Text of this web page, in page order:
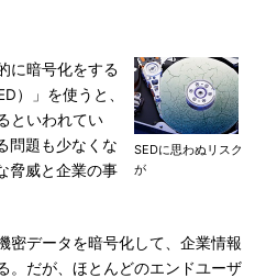
SEDに思わぬリスク
が
に暗号化をする
）」を使うと、
といわれてい
問題も少なくな
脅威と企業の事
データを暗号化して、企業情報
。だが、ほとんどのエンドユーザ